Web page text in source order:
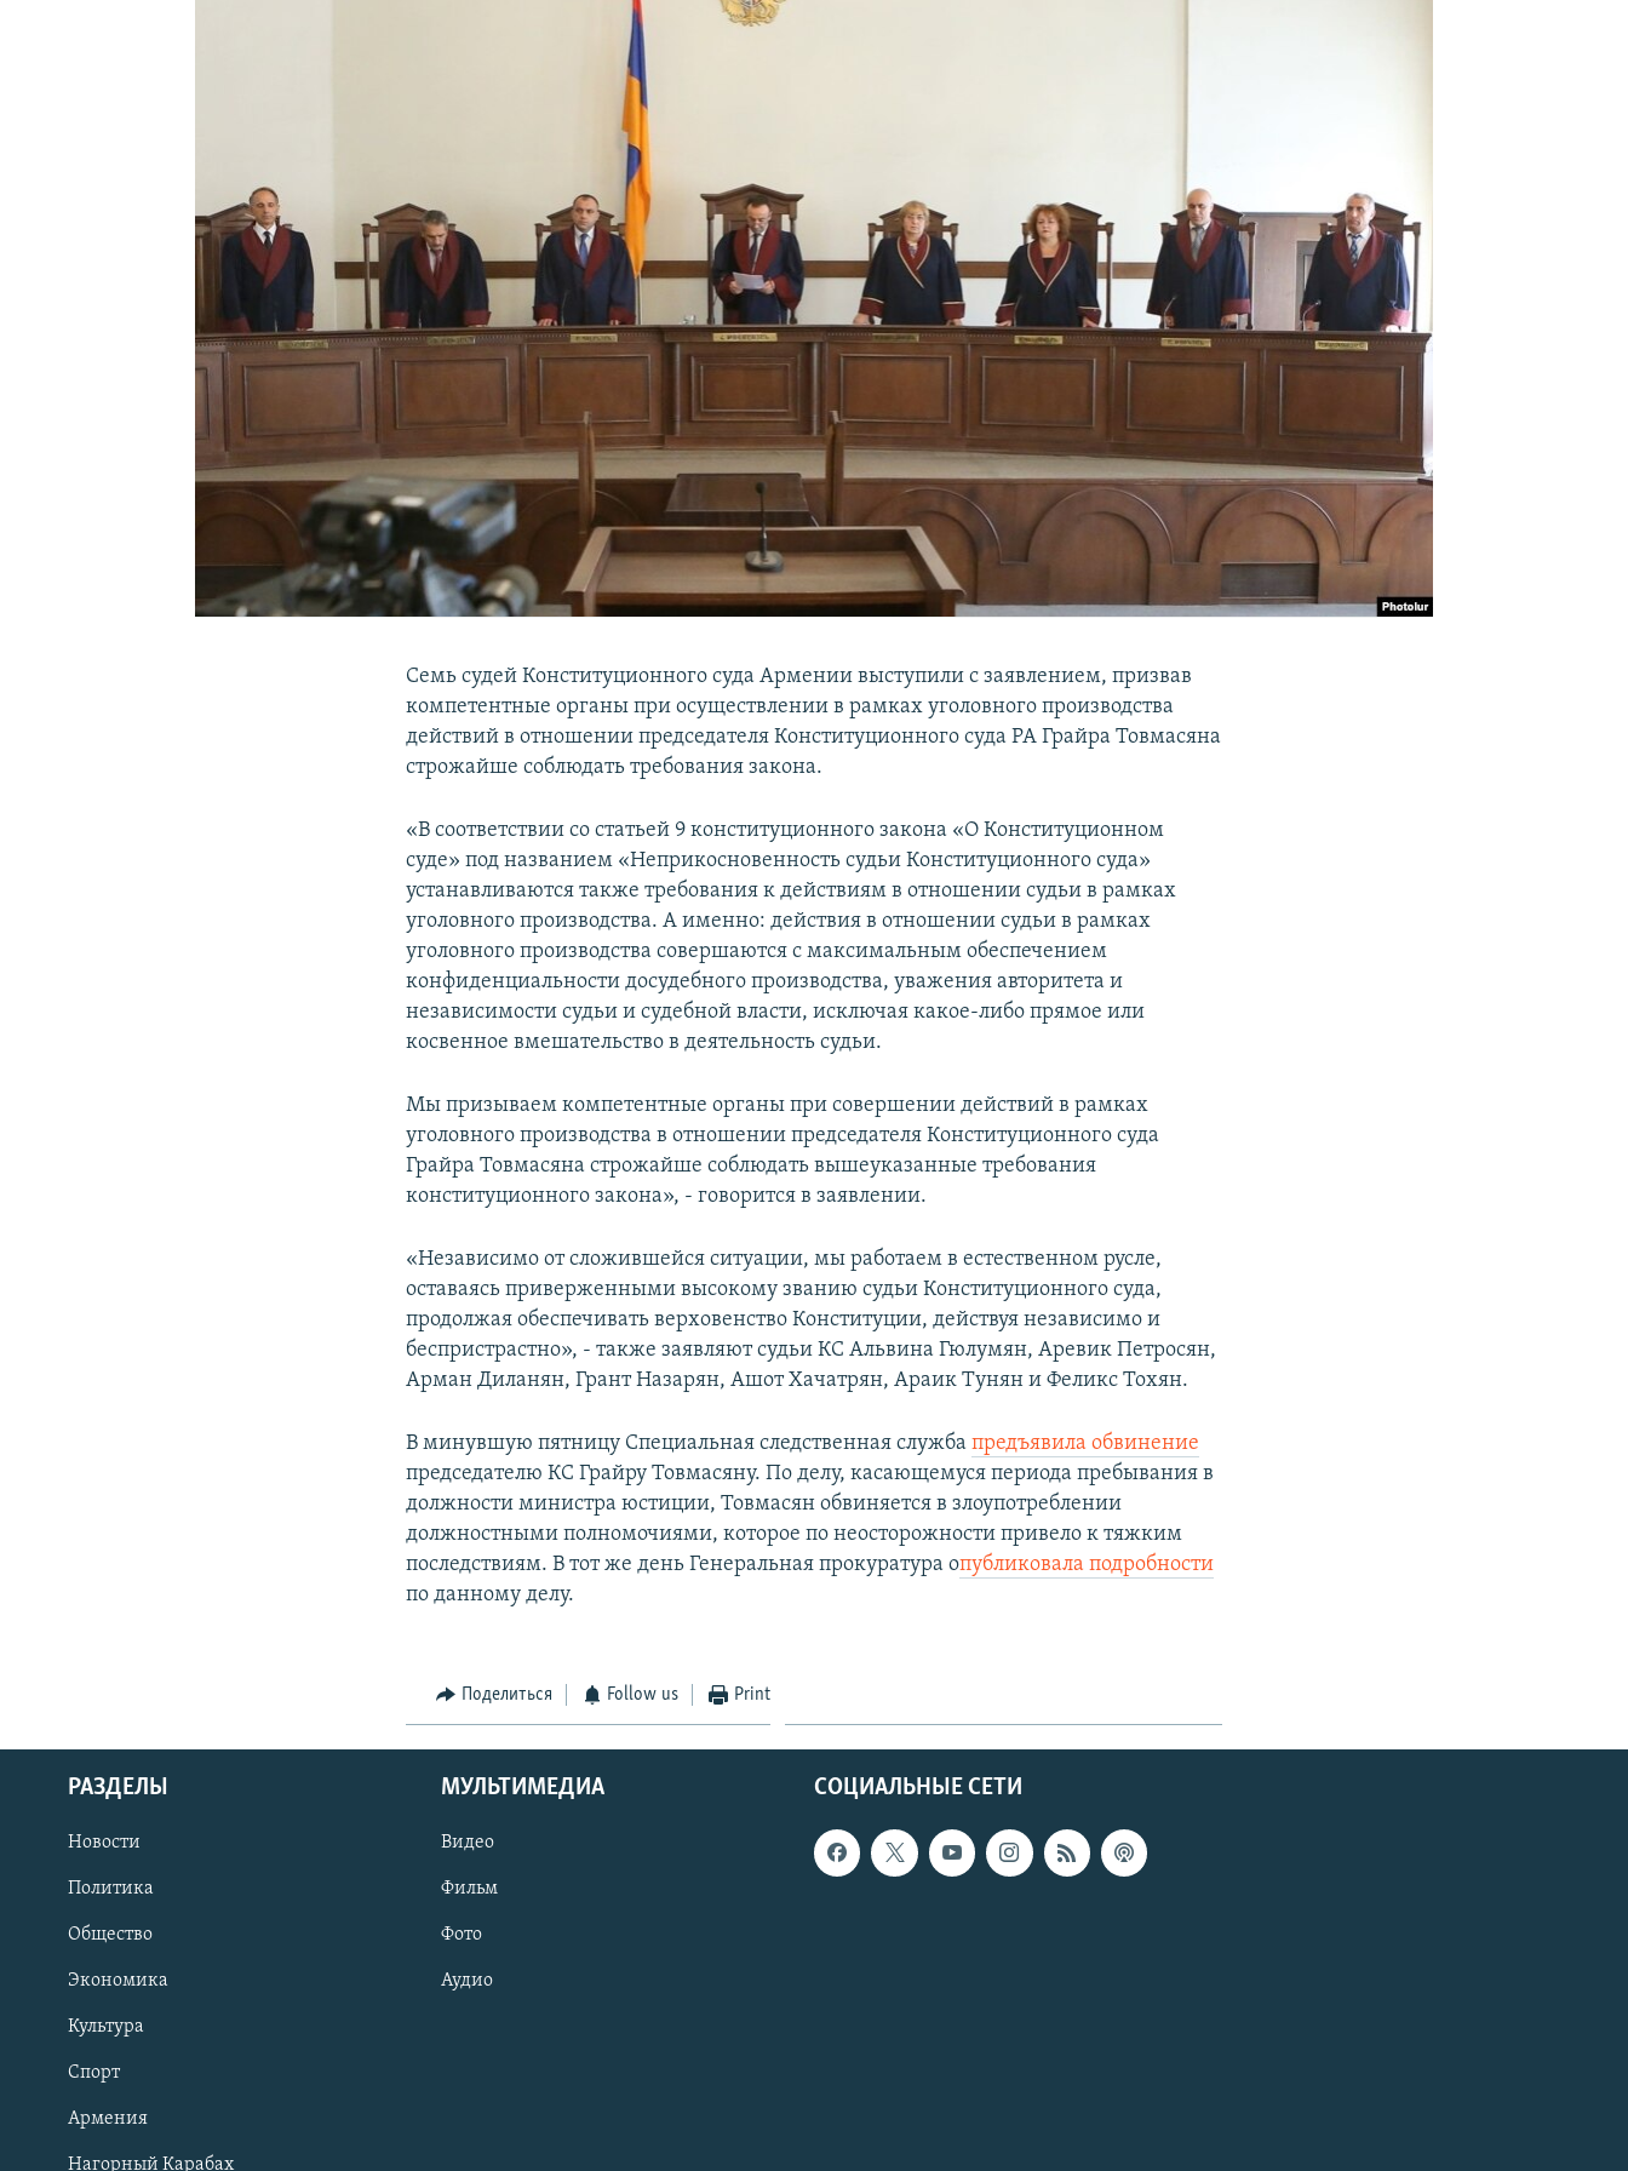
Семь судей Конституционного суда Армении выступили с заявлением, призвав
компетентные органы при осуществлении в рамках уголовного производства
действий в отношении председателя Конституционного суда РА Грайра Товмасяна
строжайше соблюдать требования закона.
«В соответствии со статьей 9 конституционного закона «О Конституционном
суде» под названием «Неприкосновенность судьи Конституционного суда»
устанавливаются также требования к действиям в отношении судьи в рамках
уголовного производства. А именно: действия в отношении судьи в рамках
уголовного производства совершаются с максимальным обеспечением
конфиденциальности досудебного производства, уважения авторитета и
независимости судьи и судебной власти, исключая какое-либо прямое или
косвенное вмешательство в деятельность судьи.
Мы призываем компетентные органы при совершении действий в рамках
уголовного производства в отношении председателя Конституционного суда
Грайра Товмасяна строжайше соблюдать вышеуказанные требования
конституционного закона», - говорится в заявлении.
«Независимо от сложившейся ситуации, мы работаем в естественном русле,
оставаясь приверженными высокому званию судьи Конституционного суда,
продолжая обеспечивать верховенство Конституции, действуя независимо и
беспристрастно», - также заявляют судьи КС Альвина Гюлумян, Аревик Петросян,
Арман Диланян, Грант Назарян, Ашот Хачатрян, Араик Тунян и Феликс Тохян.
В минувшую пятницу Специальная следственная службапредъявила обвинение
председателю КС Грайру Товмасяну. По делу, касающемуся периода пребывания в
должности министра юстиции, Товмасян обвиняется в злоупотреблении
должностными полномочиями, которое по неосторожности привело к тяжким
последствиям. В тот же день Генеральная прокуратура опубликовала подробности
по данному делу.
Поделиться Follow us Print
СОЦИАЛЬНЫЕ СЕТИ
РАЗДЕЛЫ
Новости
Политика
Общество
Экономика
Культура
Спорт
Армения
Нагорный Карабах
МУЛЬТИМЕДИА
Видео
Фильм
Фото
Аудио